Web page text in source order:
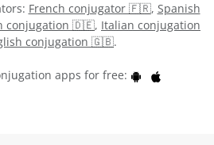
French conjugator 🇫🇷, Spanish
conjugation 🇩🇪, Italian conjugation
conjugation 🇬🇧.
apps for free: